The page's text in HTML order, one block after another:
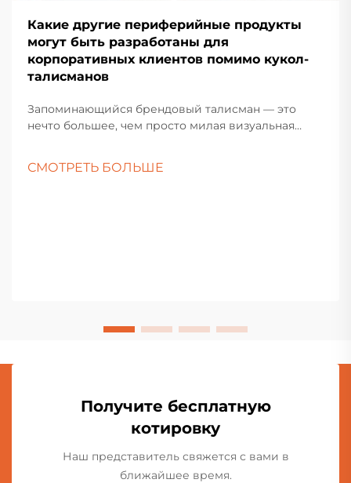
Какие другие периферийные продукты
могут быть разработаны для
корпоративных клиентов помимо кукол-
талисманов
Запоминающийся брендовый талисман — это
нечто большее, чем просто милая визуальная
эмоциональным мостом, соединяющим компанию
СМОТРЕТЬ БОЛЬШЕ
Получите бесплатную
котировку
Наш представитель свяжется с вами в
ближайшее время.